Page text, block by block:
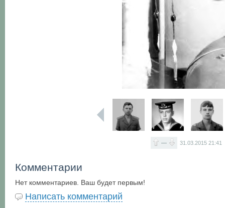
— 31.03.201521:41
Комментарии
Нет комментариев. Ваш будет первым!
Написать комментарий